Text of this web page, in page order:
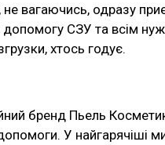
не вагаючись, одразу
допомогу СЗУ та всім
хтось годує.
бренд Пьель
У найгарячіші